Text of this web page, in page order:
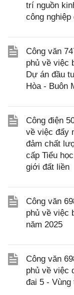
trí nguồn
công
Công văn
phủ về việc
Dự án đầu
Hòa - Buôn
Công điện
về việc đẩy
đảm chất
cấp Tiểu
giới đất liền
Công văn
phủ về việc
năm 2025
Công văn
phủ về việc
đai 5 - Vùng